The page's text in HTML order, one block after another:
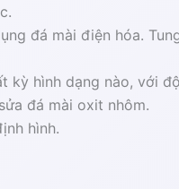
đá mài điện hóa.
kỳ hình dạng nào, với
đá mài oxit nhôm.
hình.